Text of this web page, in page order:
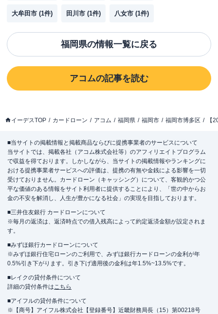
大牟田市 (1件) 田川市 (1件) 八女市 (1件)
福岡県の情報一覧に戻る
アコムの記事を読む
イーデスTOP カードローン アコム 福岡県 福岡市 福岡市博多区 【
■当サイトの掲載情報と掲載商品ならびに提携事業者のサービスについて
当サイトでは、掲載各社（アコム株式会社等）のアフィリエイトプログラム
で収益を得ております。しかしながら、当サイトの掲載情報やランキングに
おける提携事業者サービスへの評価は、提携の有無や金銭による影響を一切
受けておりません。カードローン（キャッシング）について、客観的かつ公
平な価値のある情報をサイト利用者に提供することにより、「世の中からお
金の不安を解消し、人生が豊かになる社会」の実現を目指しております。
■三井住友銀行 カードローンについて
※毎月の返済は、返済時点での借入残高によって約定返済金額が設定されま
す。
■みずほ銀行カードローンについて
※みずほ銀行住宅ローンのご利用で、みずほ銀行カードローンの金利が年
0.5%引き下がります。引き下げ適用後の金利は年1.5%~13.5%です。
■レイクの貸付条件について
詳細の貸付条件はこちら
■アイフルの貸付条件について
※【商号】アイフル株式会社【登録番号】近畿財務局長（15）第00218号